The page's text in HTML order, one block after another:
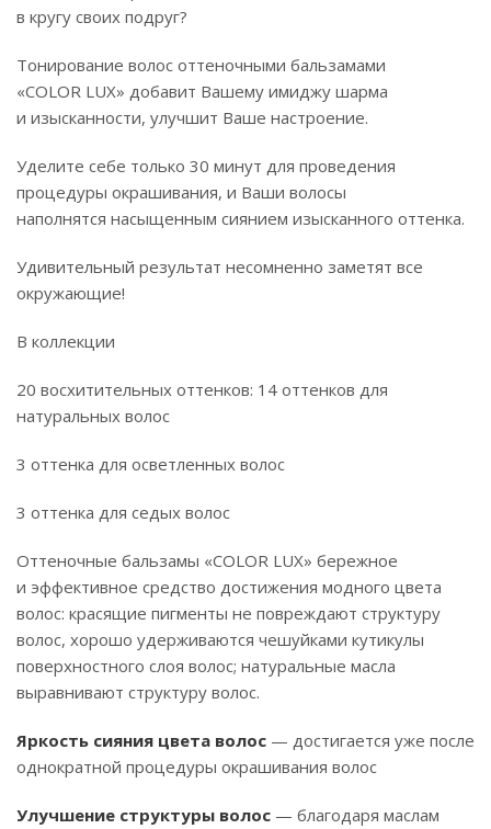
в кругу своих подруг?
Тонирование волос оттеночными бальзамами
«COLOR LUX» добавит Вашему имиджу шарма
и изысканности, улучшит Ваше настроение.
Уделите себе только 30 минут для проведения
процедуры окрашивания, и Ваши волосы
наполнятся насыщенным сиянием изысканного оттенка.
Удивительный результат несомненно заметят все
окружающие!
В коллекции
20 восхитительных оттенков: 14 оттенков для
натуральных волос
3 оттенка для осветленных волос
3 оттенка для седых волос
Оттеночные бальзамы «COLOR LUX» бережное
и эффективное средство достижения модного цвета
волос: красящие пигменты не повреждают структуру
волос, хорошо удерживаются чешуйками кутикулы
поверхностного слоя волос; натуральные масла
выравнивают структуру волос.
Яркость сияния цвета волос — достигается уже после
однократной процедуры окрашивания волос
Улучшение структуры волос — благодаря маслам